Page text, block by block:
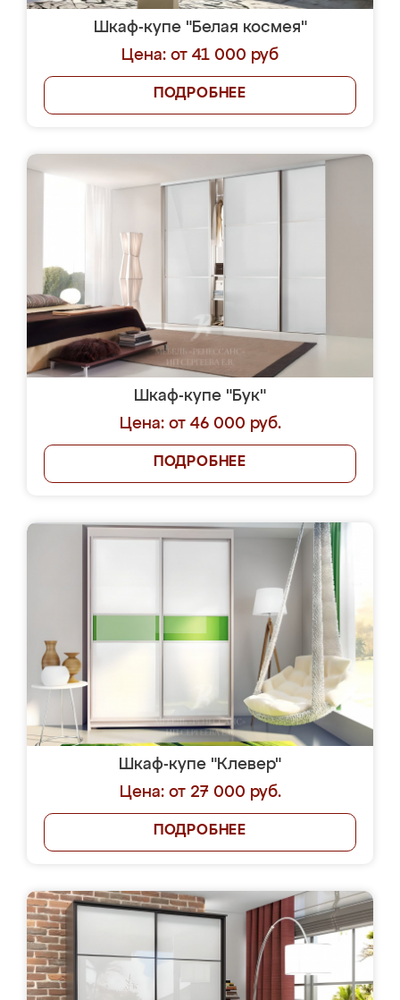
Шкаф-купе "Белая космея"
Цена: от 41 000 руб
ПОДРОБНЕЕ
Шкаф-купе "Бук"
Цена: от 46 000 руб.
ПОДРОБНЕЕ
Шкаф-купе "Клевер"
Цена: от 27 000 руб.
ПОДРОБНЕЕ